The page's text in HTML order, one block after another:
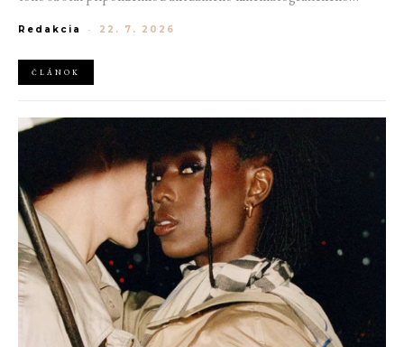
kruhu. Prequely, sequely, spin-offy aj rebooty zaplavili kiná i
čistou vzácnosťou. Prečo sa filmový priemysel tak veľmi bojí
nových nápadov? A môžeme si za to sami?
Redakcia - 22. 7. 2026
ČLÁNOK